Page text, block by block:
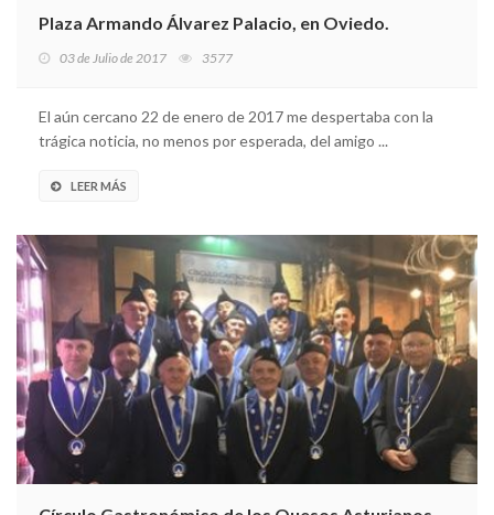
Plaza Armando Álvarez Palacio, en Oviedo.
03 de Julio de 2017 3577
El aún cercano 22 de enero de 2017 me despertaba con la
trágica noticia, no menos por esperada, del amigo ...
LEER MÁS